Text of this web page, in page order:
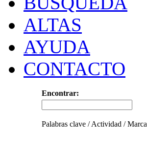
ALTAS
AYUDA
CONTACTO
Encontrar:
Palabras clave / Actividad / Marca